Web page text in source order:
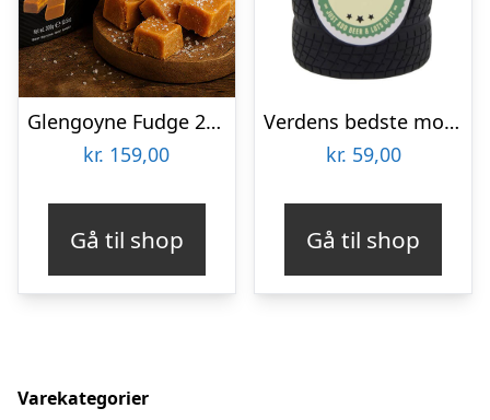
Glengoyne Fudge 250 gram
kr. 159,00
Gå til shop
Verdens bedste morfar – Dåsekøler
kr. 59,00
Gå til shop
Varekategorier